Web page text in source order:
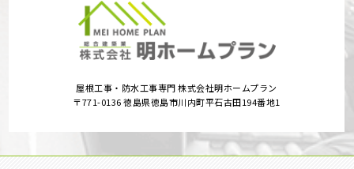
屋根工事・防水工事専門 株式会社明ホームプラン
〒771-0136 徳島県徳島市川内町平石古田194番地1